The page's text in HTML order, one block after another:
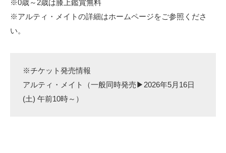
※0歳～2歳は膝上鑑賞無料
※アルティ・メイトの詳細はホームページをご参照くださ
い。
※チケット発売情報
アルティ・メイト（一般同時発売▶2026年5月16日
(土) 午前10時～）